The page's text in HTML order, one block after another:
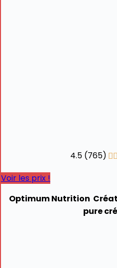
4.5 (765) 
Voir les prix !
Optimum Nutrition
pure